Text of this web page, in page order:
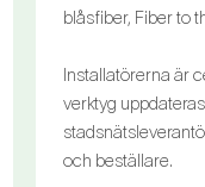
blåsfiber, Fiber to
Installatörerna är
verktyg
och beställare.